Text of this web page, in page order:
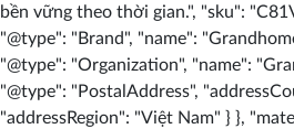
bền vững theo thời gian.", "sku":
"@type": "Brand", "name":
"@type": "Organization", "name":
"@type": "PostalAddress",
"addressRegion": "Việt Nam" } },